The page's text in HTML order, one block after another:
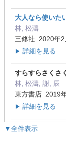
大人なら使いた
林, 松濤
三修社 2020年2
▶ 詳細を見る
すらすらさくさ
林, 松濤, 謝, 辰
東方書店 2019
▶ 詳細を見る
▼全件表示